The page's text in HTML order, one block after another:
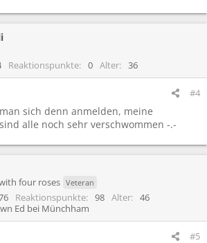
Reaktionspunkte 0 Alter 36
#4
sich denn anmelden, meine
alle noch sehr verschwommen -.-
four roses Veteran
Reaktionspunkte 98 Alter
46
Ed bei Münchham
#5